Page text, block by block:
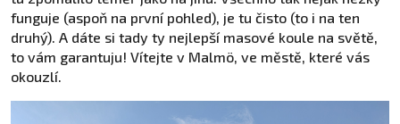
funguje (aspoň na první pohled), je tu čisto (to i na ten
druhý). A dáte si tady ty nejlepší masové koule na světě,
to vám garantuju! Vítejte v Malmö, ve městě, které vás
okouzlí.